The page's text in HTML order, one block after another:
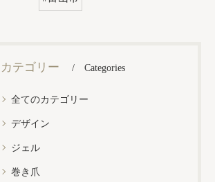
カテゴリー Categories
全てのカテゴリー
デザイン
ジェル
巻き爪